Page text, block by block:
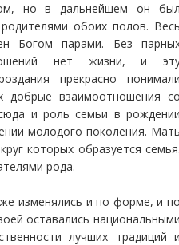
но в дальнейшем он
обоих полов.
Богом парами. Без
нет жизни, и
прекрасно
взаимоотношения
и роль семьи в
молодого поколения.
которых образуется
рода.
изменялись и по форме, и
оставались
лучших традиций